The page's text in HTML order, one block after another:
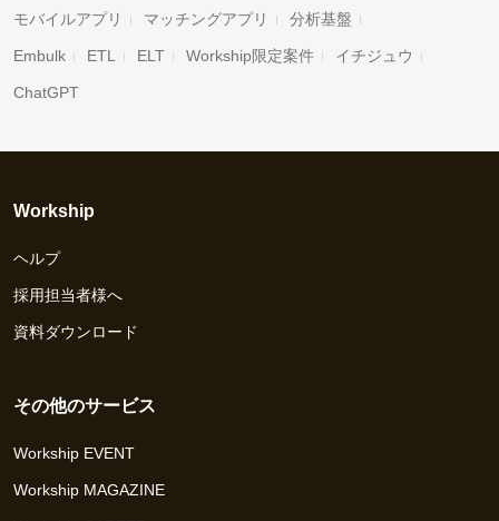
モバイルアプリ マッチングアプリ 分析基盤
Embulk ETL ELT Workship限定案件 イチジュウ
ChatGPT
Workship
ヘルプ
採用担当者様へ
資料ダウンロード
その他のサービス
Workship EVENT
Workship MAGAZINE